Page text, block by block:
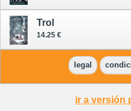
Trol
14.25 €
legal
ir a versión